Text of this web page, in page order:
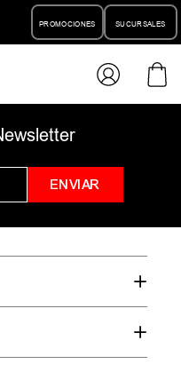
PROMOCIONES SUCURSALES
ENVIAR